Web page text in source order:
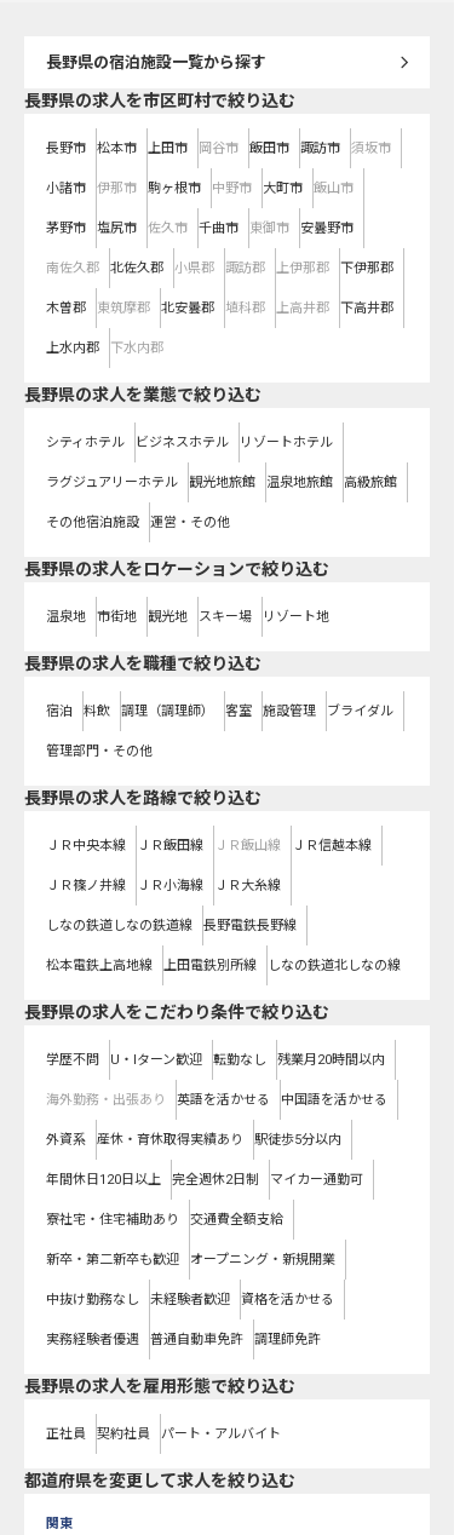
長野県の宿泊施設一覧から探す
長野県の求人を市区町村で絞り込む
長野市 松本市 上田市 岡谷市 飯田市 諏訪市 須坂市
小諸市 伊那市 駒ヶ根市 中野市 大町市 飯山市
茅野市 塩尻市 佐久市 千曲市 東御市 安曇野市
南佐久郡 北佐久郡 小県郡 諏訪郡 上伊那郡 下伊那郡
木曽郡 東筑摩郡 北安曇郡 埴科郡 上高井郡 下高井郡
上水内郡 下水内郡
長野県の求人を業態で絞り込む
シティホテル ビジネスホテル リゾートホテル
ラグジュアリーホテル 観光地旅館 温泉地旅館 高級旅館
その他宿泊施設 運営・その他
長野県の求人をロケーションで絞り込む
温泉地 市街地 観光地 スキー場 リゾート地
長野県の求人を職種で絞り込む
宿泊 料飲 調理（調理師） 客室 施設管理 ブライダル
管理部門・その他
長野県の求人を路線で絞り込む
ＪＲ中央本線 ＪＲ飯田線 ＪＲ飯山線 ＪＲ信越本線
ＪＲ篠ノ井線 ＪＲ小海線 ＪＲ大糸線
しなの鉄道しなの鉄道線 長野電鉄長野線
松本電鉄上高地線 上田電鉄別所線 しなの鉄道北しなの線
長野県の求人をこだわり条件で絞り込む
学歴不問 U・Iターン歓迎 転勤なし 残業月20時間以内
海外勤務・出張あり 英語を活かせる 中国語を活かせる
外資系 産休・育休取得実績あり 駅徒歩5分以内
年間休日120日以上 完全週休2日制 マイカー通勤可
寮社宅・住宅補助あり 交通費全額支給
新卒・第二新卒も歓迎 オープニング・新規開業
中抜け勤務なし 未経験者歓迎 資格を活かせる
実務経験者優遇 普通自動車免許 調理師免許
長野県の求人を雇用形態で絞り込む
正社員 契約社員 パート・アルバイト
都道府県を変更して求人を絞り込む
関東